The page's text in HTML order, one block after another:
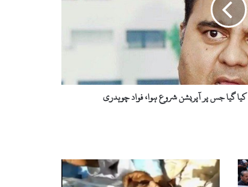
کیا گیا جس پر آپریشن شروع ہوا، فواد چوہدری